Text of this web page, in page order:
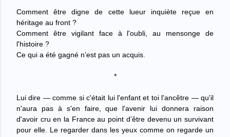
Comment être digne de cette lueur inquiète reçue en
héritage au front ?
Comment être vigilant face à l'oubli, au mensonge de
l'histoire ?
Ce qui a été gagné n’est pas un acquis.
*
Lui dire — comme si c'était lui l'enfant et toi l'ancêtre — qu'il
n'aura pas à s'en faire, que l'avenir lui donnera raison
d'avoir cru en la France au point d’être devenu un survivant
pour elle. Le regarder dans les yeux comme on regarde un